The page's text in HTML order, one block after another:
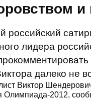
и
российский
лидера
далеко не
Виктор
Олимпиада-2012,